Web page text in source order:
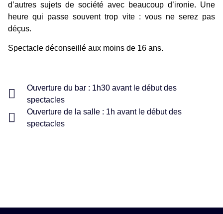
d’autres sujets de société avec beaucoup d’ironie. Une
heure qui passe souvent trop vite : vous ne serez pas
déçus.
Spectacle déconseillé aux moins de 16 ans.
Ouverture du bar : 1h30 avant le début des
spectacles
Ouverture de la salle : 1h avant le début des
spectacles